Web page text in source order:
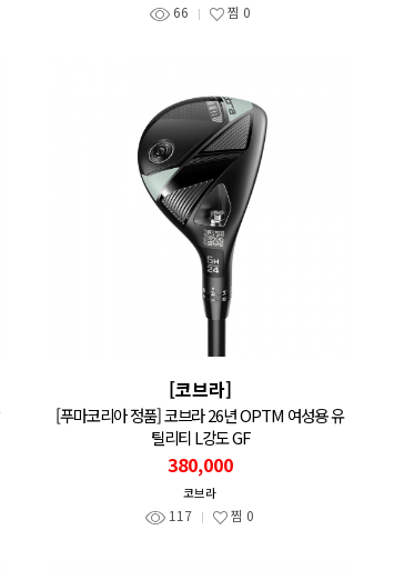
66 찜 0
[코브라]
[푸마코리아 정품] 코브라 26년 OPTM 여성용 유
틸리티 L강도 GF
380,000
코브라
117 찜 0